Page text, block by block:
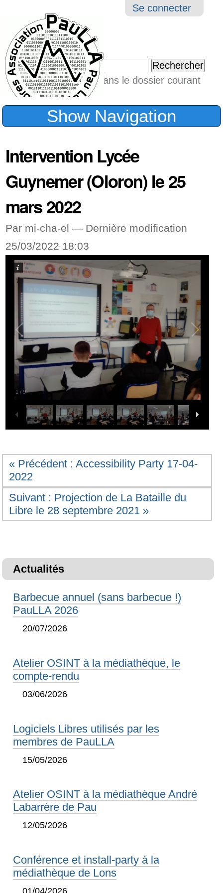
Outils
Se connecter
Chercher par
Seulement dans le dossier courant
Recherche
Show Navigation
Intervention Lycée
Guynemer (Oloron) le 25
mars 2022
Par mi-cha-el — Dernière modification
25/03/2022 18:03
1 / 9
« Précédent : Accessibility Party 17-04-
2022
Suivant : Projection de La Bataille du
Libre le 28 septembre 2021 »
Actualités
Barbecue annuel (sans barbecue !)
PauLLA 2026
20/07/2026
Atelier OSINT à la médiathèque, le
compte-rendu
03/06/2026
Logiciels Libres utilisés par les
membres de PauLLA
15/05/2026
Atelier OSINT à la médiathèque André
Labarrère de Pau
12/05/2026
Conférence et install-party à la
médiathèque de Lons
01/04/2026